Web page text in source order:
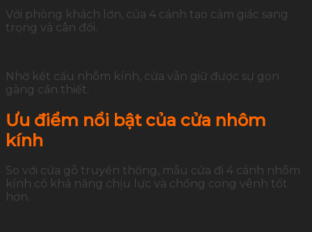
Với phòng khách lớn, cửa 4 cánh tạo cảm giác sang
trọng và cân đối.
Nhờ kết cấu nhôm kính, cửa vẫn giữ được sự gọn
gàng cần thiết.
Ưu điểm nổi bật của cửa nhôm
kính
So với cửa gỗ truyền thống, mẫu cửa đi 4 cánh nhôm
kính có khả năng chịu lực và chống cong vênh tốt
hơn.